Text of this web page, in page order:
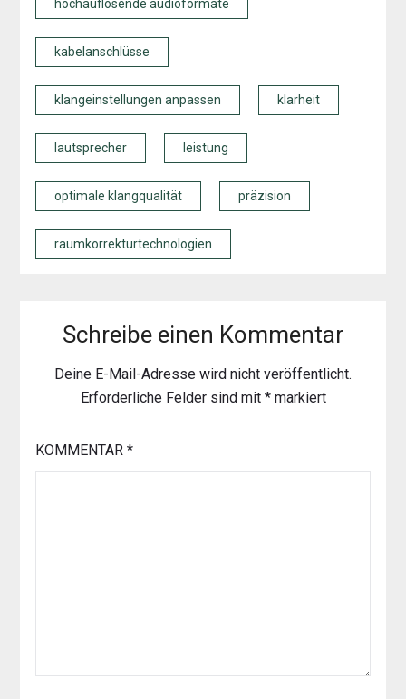
hochauflösende audioformate
kabelanschlüsse
klangeinstellungen anpassen klarheit
lautsprecher leistung
optimale klangqualität präzision
raumkorrekturtechnologien
Schreibe einen Kommentar
Deine E-Mail-Adresse wird nicht veröffentlicht.
Erforderliche Felder sind mit *markiert
KOMMENTAR *